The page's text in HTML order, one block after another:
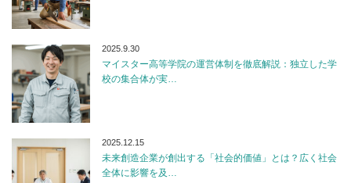
2025.9.30
マイスター高等学院の運営体制を徹底解説：独立した学
校の集合体が実…
2025.12.15
未来創造企業が創出する「社会的価値」とは？広く社会
全体に影響を及…